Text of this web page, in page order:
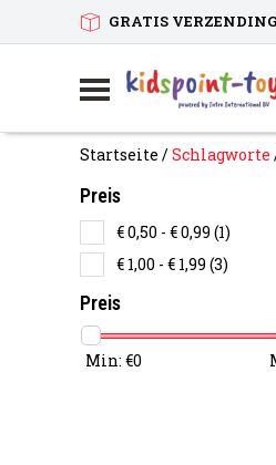
GRATIS
Startseite /Schlagworte
Preis
€ 0,50 - € 0,99 (1)
€ 1,00 - € 1,99 (3)
Preis
Min: €0